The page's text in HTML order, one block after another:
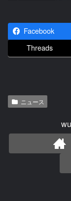
Facebook
Threads
ニュース